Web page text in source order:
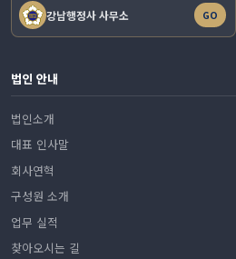
강남행정사 사무소 GO
법인 안내
법인소개
대표 인사말
회사연혁
구성원 소개
업무 실적
찾아오시는 길